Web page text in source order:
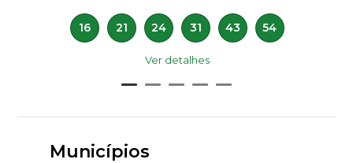
16 21 24 31 43 54
Ver detalhes
Municípios